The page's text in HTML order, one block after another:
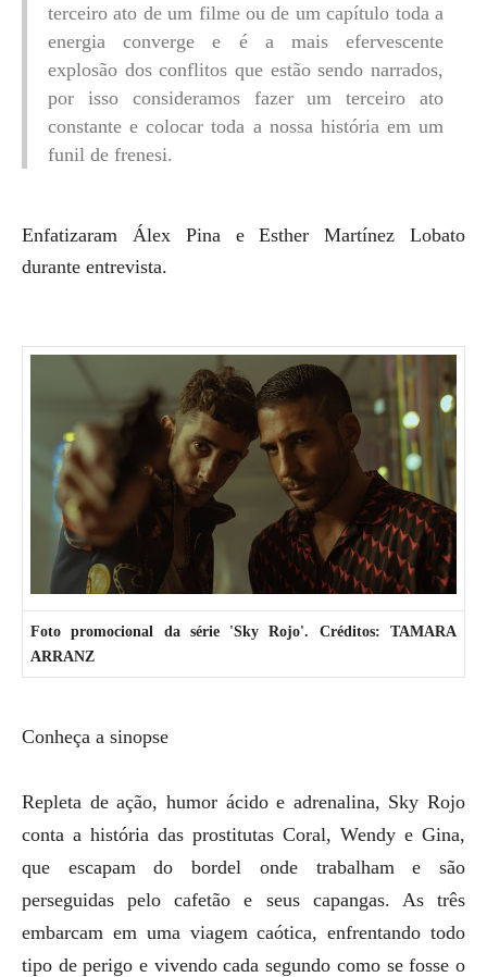
terceiro ato de um filme ou de um capítulo toda a
energia converge e é a mais efervescente
explosão dos conflitos que estão sendo narrados,
por isso consideramos fazer um terceiro ato
constante e colocar toda a nossa história em um
funil de frenesi.
Enfatizaram Álex Pina e Esther Martínez Lobato
durante entrevista.
Foto promocional da série 'Sky Rojo'. Créditos: TAMARA
ARRANZ
Conheça a sinopse
Repleta de ação, humor ácido e adrenalina, Sky Rojo
conta a história das prostitutas Coral, Wendy e Gina,
que escapam do bordel onde trabalham e são
perseguidas pelo cafetão e seus capangas. As três
embarcam em uma viagem caótica, enfrentando todo
tipo de perigo e vivendo cada segundo como se fosse o